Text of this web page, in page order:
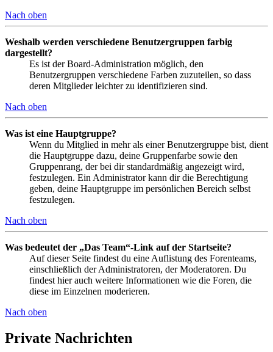
Nach oben
Weshalb werden verschiedene Benutzergruppen farbig
dargestellt?
Es ist der Board-Administration möglich, den
Benutzergruppen verschiedene Farben zuzuteilen, so dass
deren Mitglieder leichter zu identifizieren sind.
Nach oben
Was ist eine Hauptgruppe?
Wenn du Mitglied in mehr als einer Benutzergruppe bist, dient
die Hauptgruppe dazu, deine Gruppenfarbe sowie den
Gruppenrang, der bei dir standardmäßig angezeigt wird,
festzulegen. Ein Administrator kann dir die Berechtigung
geben, deine Hauptgruppe im persönlichen Bereich selbst
festzulegen.
Nach oben
Was bedeutet der „Das Team“-Link auf der Startseite?
Auf dieser Seite findest du eine Auflistung des Forenteams,
einschließlich der Administratoren, der Moderatoren. Du
findest hier auch weitere Informationen wie die Foren, die
diese im Einzelnen moderieren.
Nach oben
Private Nachrichten